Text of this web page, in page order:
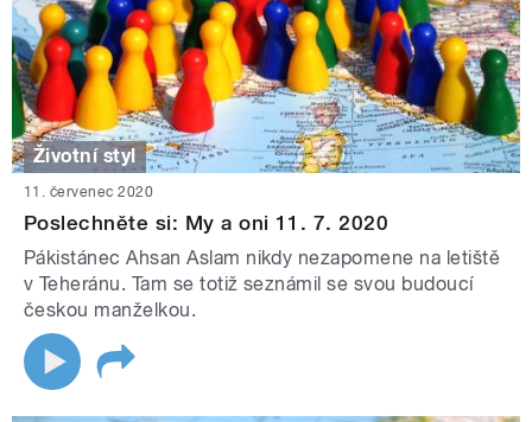
Životní styl
11. červenec 2020
Poslechněte si: My a oni 11. 7. 2020
Pákistánec Ahsan Aslam nikdy nezapomene na letiště
v Teheránu. Tam se totiž seznámil se svou budoucí
českou manželkou.